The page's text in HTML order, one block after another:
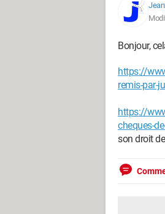
Bonjour,
https://
remis-par-
https://
cheques-
son droit